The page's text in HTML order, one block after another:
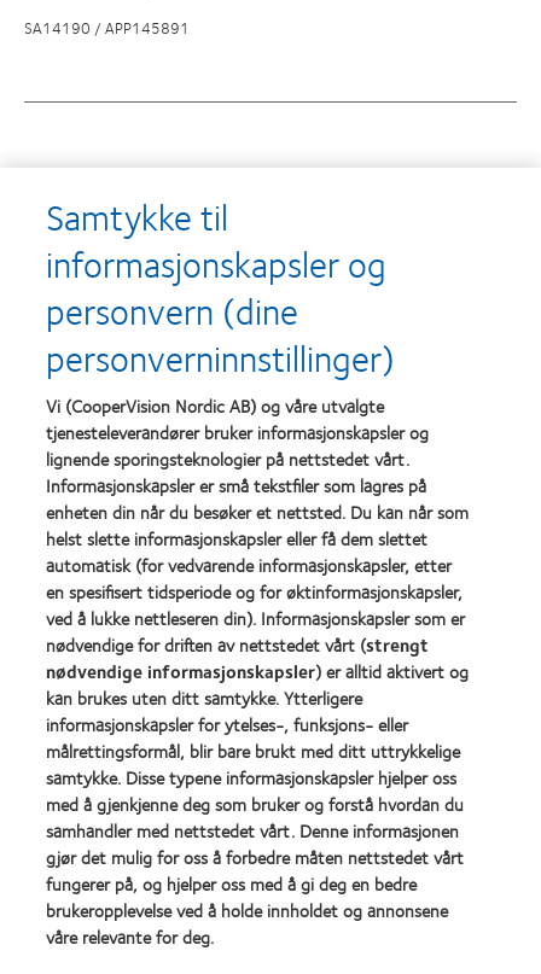
SA14190 / APP145891
Utmerkelser
Learn
about
Utmerkelsen
Silmo
d’Or
for
beste
produkt,
MyDay®
(2013)
Learn
about
Contact
Lens
Product
of
the
Year
(2013)
Learn
more
about
Best
Companies
for
Leaders
2012
&
2010
(2012)
Learn
more
about
Best
Factory
Awards
2011
(2011)
Learn
more
about
ODMA
2011
(2011)
Learn
more
about
REBRAND
100®
Global
Award
(2012)
Våre produkter
Kontaktlinsequiz
Kontaktlinseteknologi
Samtykke til
informasjonskapsler og
personvern (dine
personverninnstillinger)
Vi (CooperVision Nordic AB) og våre utvalgte
tjenesteleverandører bruker informasjonskapsler og
lignende sporingsteknologier på nettstedet vårt.
Informasjonskapsler er små tekstfiler som lagres på
enheten din når du besøker et nettsted. Du kan når som
helst slette informasjonskapsler eller få dem slettet
automatisk (for vedvarende informasjonskapsler, etter
en spesifisert tidsperiode og for øktinformasjonskapsler,
ved å lukke nettleseren din). Informasjonskapsler som er
nødvendige for driften av nettstedet vårt (strengt
nødvendige informasjonskapsler) er alltid aktivert og
kan brukes uten ditt samtykke. Ytterligere
informasjonskapsler for ytelses-, funksjons- eller
målrettingsformål, blir bare brukt med ditt uttrykkelige
samtykke. Disse typene informasjonskapsler hjelper oss
med å gjenkjenne deg som bruker og forstå hvordan du
samhandler med nettstedet vårt. Denne informasjonen
gjør det mulig for oss å forbedre måten nettstedet vårt
fungerer på, og hjelper oss med å gi deg en bedre
brukeropplevelse ved å holde innholdet og annonsene
våre relevante for deg.